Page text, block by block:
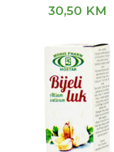
30,50 KM